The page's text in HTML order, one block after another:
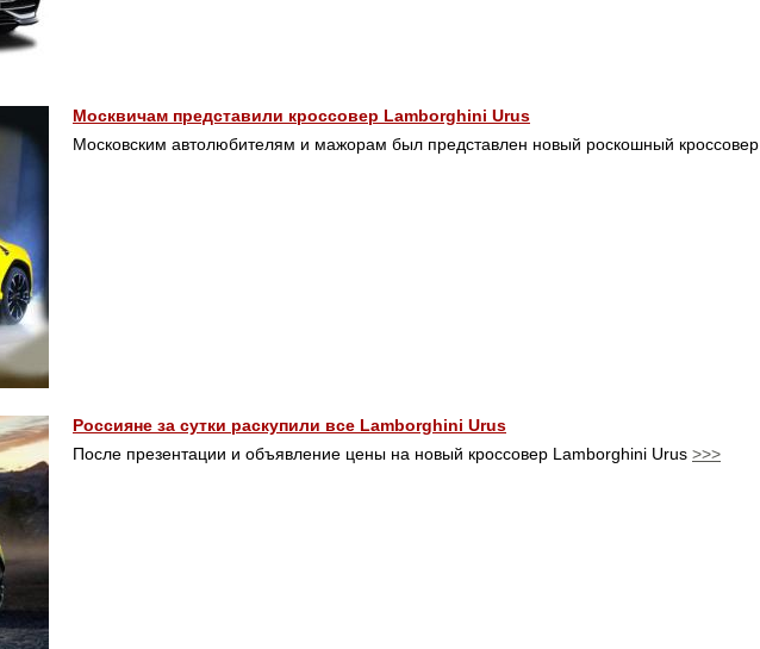
Москвичам представили кроссовер Lamborghini Urus
Московским автолюбителям и мажорам был представлен новый роскошный кроссовер
Россияне за сутки раскупили все Lamborghini Urus
После презентации и объявление цены на новый кроссовер Lamborghini Urus >>>